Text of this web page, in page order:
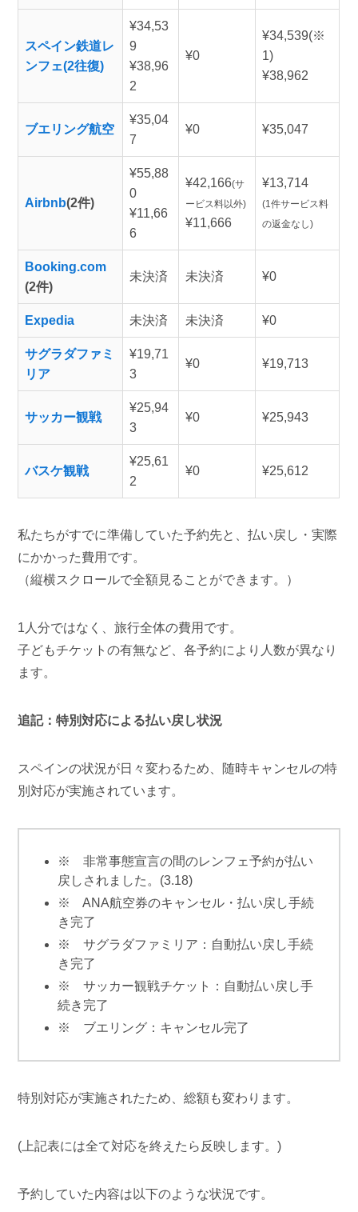
スペイン鉄道レ
ンフェ(2往復)
¥34,53
9
¥38,96
2
¥0
¥34,539(※
1)
¥38,962
ブエリング航空
¥35,04
7
¥0 ¥35,047
Airbnb(2件)
¥55,88
0
¥11,66
6
¥42,166(サ
ービス料以外)
¥11,666
¥13,714
(1件サービス料
の返金なし)
Booking.com
(2件)
未決済 未決済 ¥0
Expedia 未決済 未決済 ¥0
サグラダファミ
リア
¥19,71
3
¥0 ¥19,713
サッカー観戦
¥25,94
3
¥0 ¥25,943
バスケ観戦
¥25,61
2
¥0 ¥25,612
私たちがすでに準備していた予約先と、払い戻し・実際
にかかった費用です。
（縦横スクロールで全額見ることができます。）
1人分ではなく、旅行全体の費用です。
子どもチケットの有無など、各予約により人数が異なり
ます。
追記：特別対応による払い戻し状況
スペインの状況が日々変わるため、随時キャンセルの特
別対応が実施されています。
※ 非常事態宣言の間のレンフェ予約が払い
戻しされました。(3.18)
※ ANA航空券のキャンセル・払い戻し手続
き完了
※ サグラダファミリア：自動払い戻し手続
き完了
※ サッカー観戦チケット：自動払い戻し手
続き完了
※ ブエリング：キャンセル完了
特別対応が実施されたため、総額も変わります。
(上記表には全て対応を終えたら反映します。)
予約していた内容は以下のような状況です。